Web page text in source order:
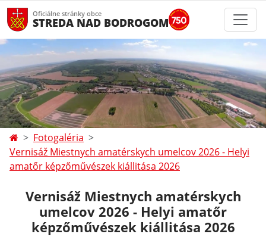
Oficiálne stránky obce
STREDA NAD BODROGOM
Fotogaléria
Vernisáž Miestnych amatérskych umelcov 2026 - Helyi
amatőr képzőművészek kiállitása 2026
Vernisáž Miestnych amatérskych
umelcov 2026 - Helyi amatőr
képzőművészek kiállitása 2026